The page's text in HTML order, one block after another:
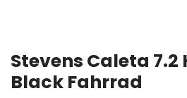
Stevens Caleta 7.2
Black Fahrrad